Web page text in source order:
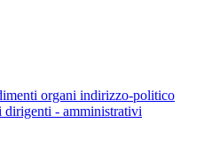
organi indirizzo-politico
dirigenti - amministrativi